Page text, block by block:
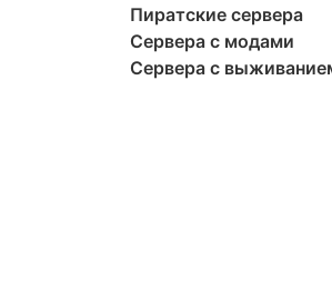
Пиратские сервера
Сервера с модами
Сервера с